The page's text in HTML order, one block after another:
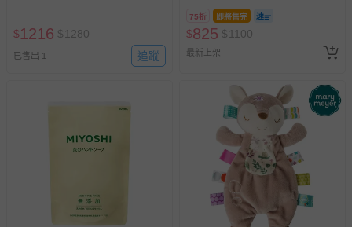
$1216 $1280
已售出 1 追蹤
75折 即將售完
$825 $1100
最新上架